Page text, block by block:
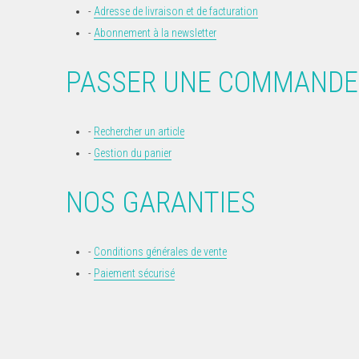
Adresse de livraison et de facturation
Abonnement à la newsletter
PASSER UNE COMMANDE
Rechercher un article
Gestion du panier
NOS GARANTIES
Conditions générales de vente
Paiement sécurisé